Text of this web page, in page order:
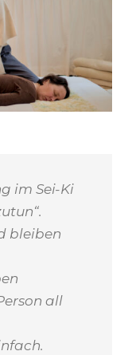
im Sei-Ki
bleiben
all